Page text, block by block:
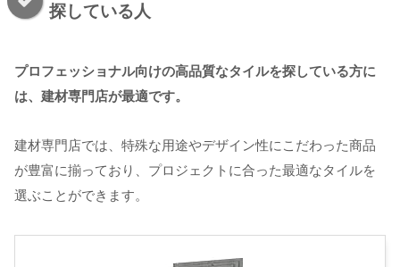
探している人
プロフェッショナル向けの高品質なタイルを探している方に
は、建材専門店が最適です。
建材専門店では、特殊な用途やデザイン性にこだわった商品
が豊富に揃っており、プロジェクトに合った最適なタイルを
選ぶことができます。